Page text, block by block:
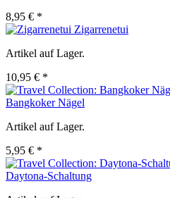
8,95 € *
Zigarrenetui
Artikel auf Lager.
10,95 € *
Bangkoker Nägel
Artikel auf Lager.
5,95 € *
Daytona-Schaltung